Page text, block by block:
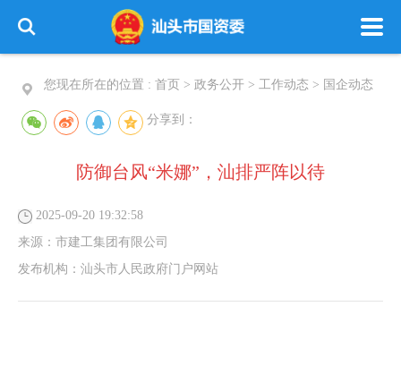
您现在所在的位置 : 首页 > 政务公开 > 工作动态 > 国企动态
分享到：
防御台风“米娜”，汕排严阵以待
2025-09-20 19:32:58
来源： 市建工集团有限公司
发布机构： 汕头市人民政府门户网站